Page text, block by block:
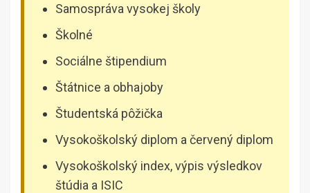
Samospráva vysokej školy
Školné
Sociálne štipendium
Štátnice a obhajoby
Študentská pôžička
Vysokoškolský diplom a červený diplom
Vysokoškolský index, výpis výsledkov
štúdia a ISIC